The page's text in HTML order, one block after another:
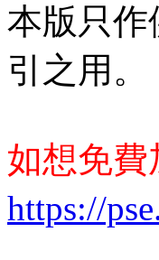
本版只作
引之用。
如想免
https://